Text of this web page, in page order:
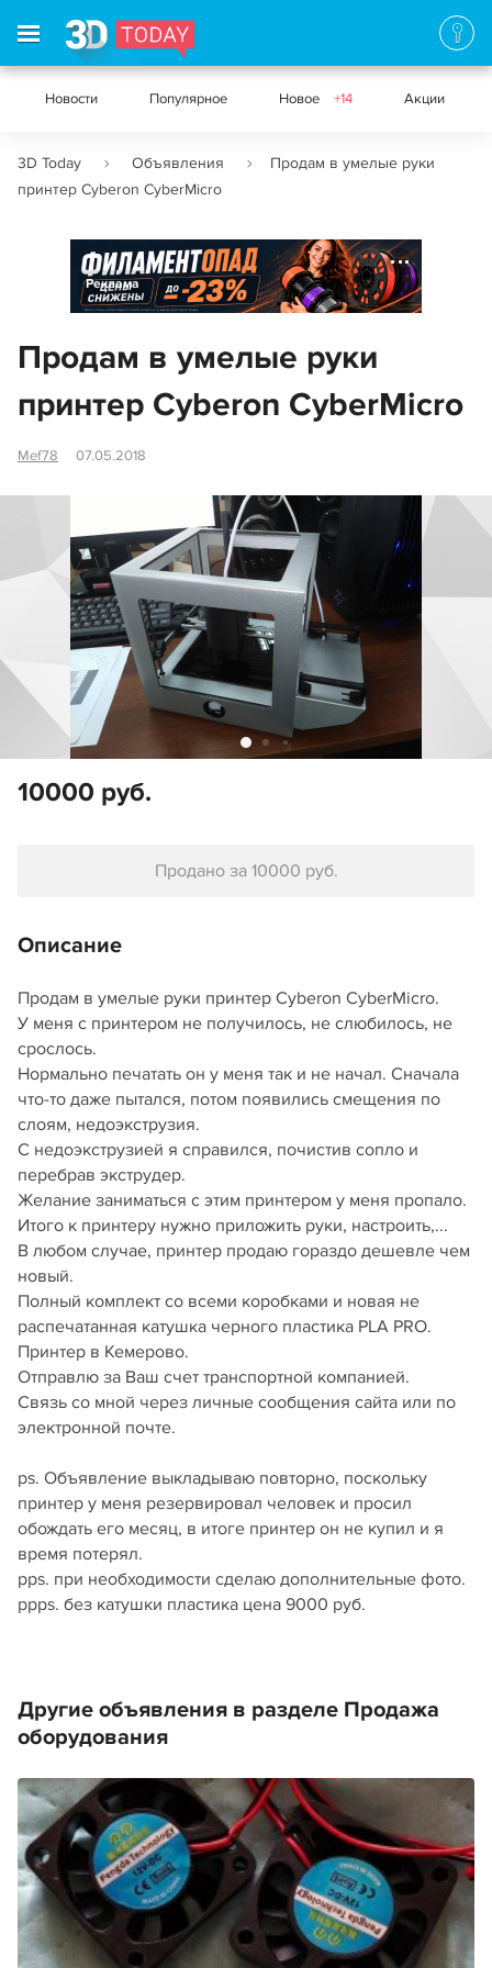
Новости Популярное Новое +14 Акции
3D Today Объявления
Продам в умелые руки
принтер Cyberon CyberMicro
Реклама
Продам в умелые руки
принтер Cyberon CyberMicro
Mef78 07.05.2018
10000 руб.
Продано за 10000 руб.
Описание
Продам в умелые руки принтер Cyberon CyberMicro.
У меня с принтером не получилось, не слюбилось, не
срослось.
Нормально печатать он у меня так и не начал. Сначала
что-то даже пытался, потом появились смещения по
слоям, недоэкструзия.
С недоэкструзией я справился, почистив сопло и
перебрав экструдер.
Желание заниматься с этим принтером у меня пропало.
Итого к принтеру нужно приложить руки, настроить,...
В любом случае, принтер продаю гораздо дешевле чем
новый.
Полный комплект со всеми коробками и новая не
распечатанная катушка черного пластика PLA PRO.
Принтер в Кемерово.
Отправлю за Ваш счет транспортной компанией.
Связь со мной через личные сообщения сайта или по
электронной почте.
ps. Объявление выкладываю повторно, поскольку
принтер у меня резервировал человек и просил
обождать его месяц, в итоге принтер он не купил и я
время потерял.
pps. при необходимости сделаю дополнительные фото.
ppps. без катушки пластика цена 9000 руб.
Другие объявления в разделе Продажа
оборудования